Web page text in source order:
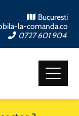
Bucuresti
la-comanda.co
0727 601 904